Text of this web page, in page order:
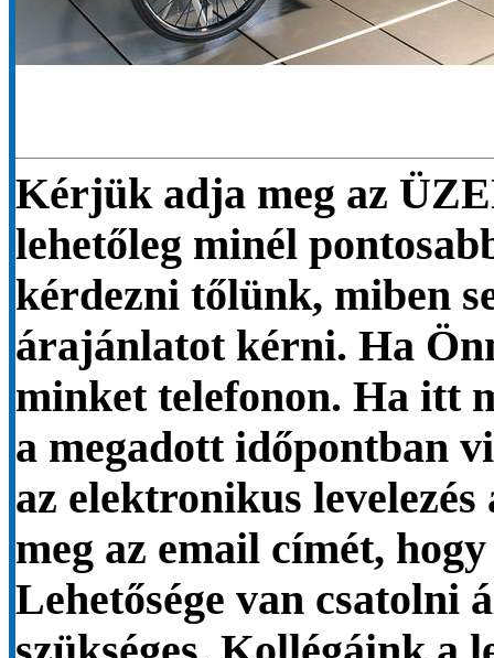
Kérjük adja meg az
lehetőleg minél
kérdezni tőlünk, miben
árajánlatot kérni. Ha
minket telefonon. Ha itt
a megadott időpontban
az elektronikus
meg az email címét,
Lehetősége van csatolni